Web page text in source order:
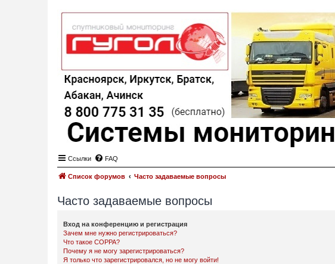
Ссылки FAQ
Список форумов Часто задаваемые вопросы
Часто задаваемые вопросы
Вход на конференцию и регистрация
Зачем мне нужно регистрироваться?
Что такое COPPA?
Почему я не могу зарегистрироваться?
Я только что зарегистрировался, но не могу войти!